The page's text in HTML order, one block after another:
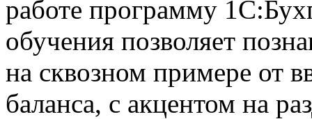
работе программу
обучения позволяет
на сквозном примере от
баланса, с акцентом на